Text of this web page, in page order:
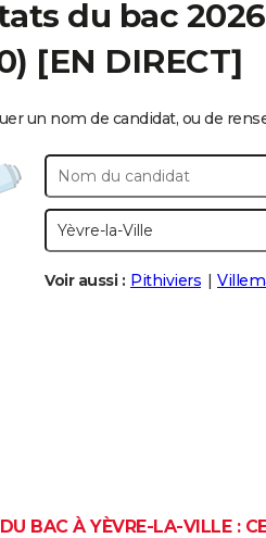
du bac
[EN DIRECT]
un nom de candidat, ou de
Voir aussi : Pithiviers
BAC À YÈVRE-LA-VILLE :